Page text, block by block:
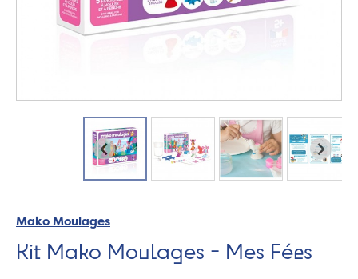
Mako Moulages
Kit Mako Moulages - Mes Fées